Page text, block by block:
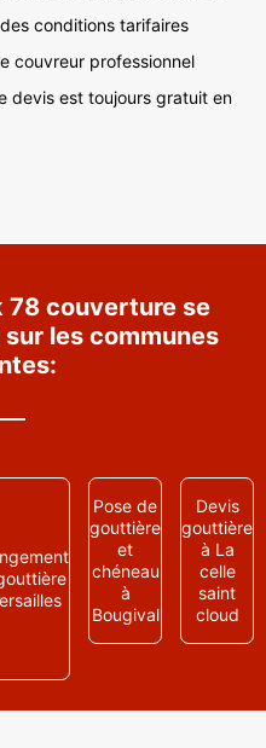
conditions tarifaires
couvreur professionnel
devis est toujours gratuit en
78 couverture se
les communes
Pose de
gouttière
et
chéneau
à
Bougival
Devis
gouttière
à La
celle
saint
cloud